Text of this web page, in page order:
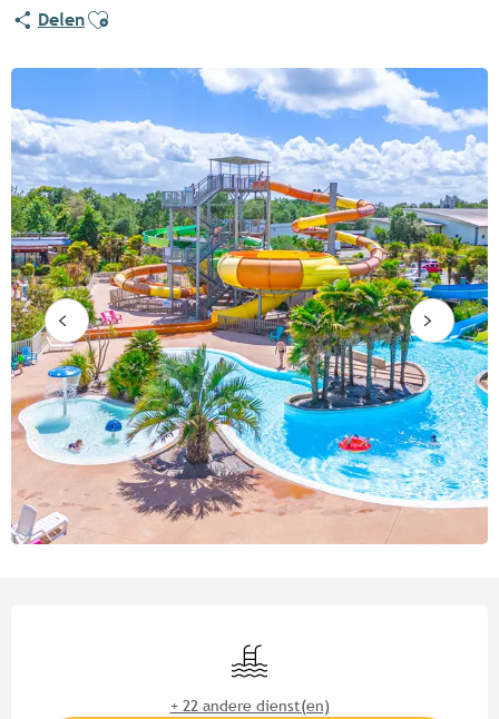
DelenAjouter aux favoris
Zwembad
+ 22 andere dienst(en)